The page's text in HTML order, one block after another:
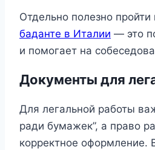
Отдельно полезно пройти
баданте в Италии — это
и помогает на
Документы для
Для легальной работы
ради бумажек”, а право
корректное оформление.